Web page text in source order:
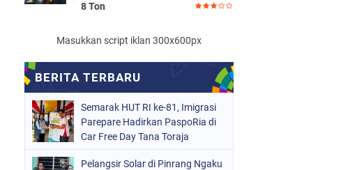
8 Ton
Masukkan script iklan 300x600px
Semarak HUT RI ke-81, Imigrasi
Parepare Hadirkan PaspoRia di
Car Free Day Tana Toraja
Pelangsir Solar di Pinrang Ngaku